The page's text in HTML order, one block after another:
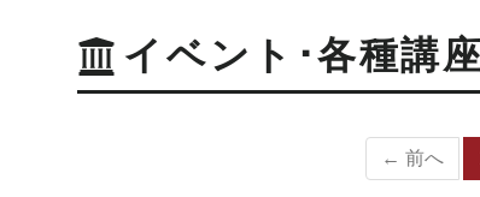
イベント･各種講
← 前へ